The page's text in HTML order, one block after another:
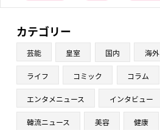
カテゴリー
芸能 皇室 国内 海外
ライフ コミック コラム
エンタメニュース インタビュー
韓流ニュース 美容 健康